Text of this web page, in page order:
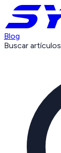
Blog
Buscar artículos